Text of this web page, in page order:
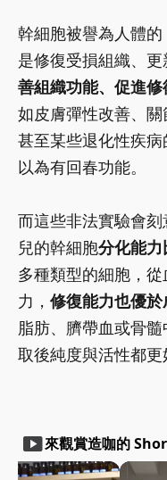
幹細胞被譽為人體
是修復受損組織、
善組織功能、促進修
如皮膚彈性改善、關
甚至某些退化性疾
以為有回春功能。
而這些非法實驗會
兒的幹細胞分化能力
多種類型的細胞，
力， 修復能力也優
脂肪、臍帶血或骨髓
取後純度與活性都更
smart_display來觀賞造咖的